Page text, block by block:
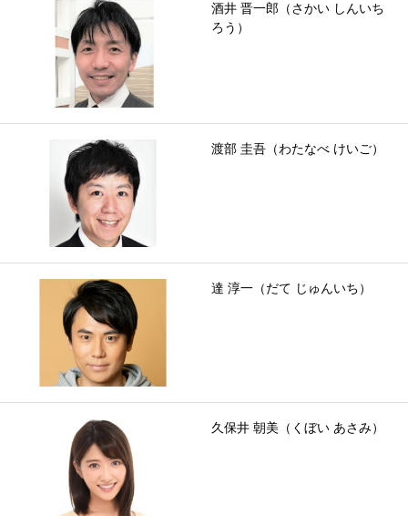
酒井 晋一郎（さかい しんいち
ろう）
渡部 圭吾（わたなべ けいご）
達 淳一（だて じゅんいち）
久保井 朝美（くぼい あさみ）